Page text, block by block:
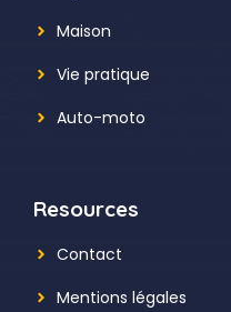
Maison
Vie pratique
Auto-moto
Resources
Contact
Mentions légales